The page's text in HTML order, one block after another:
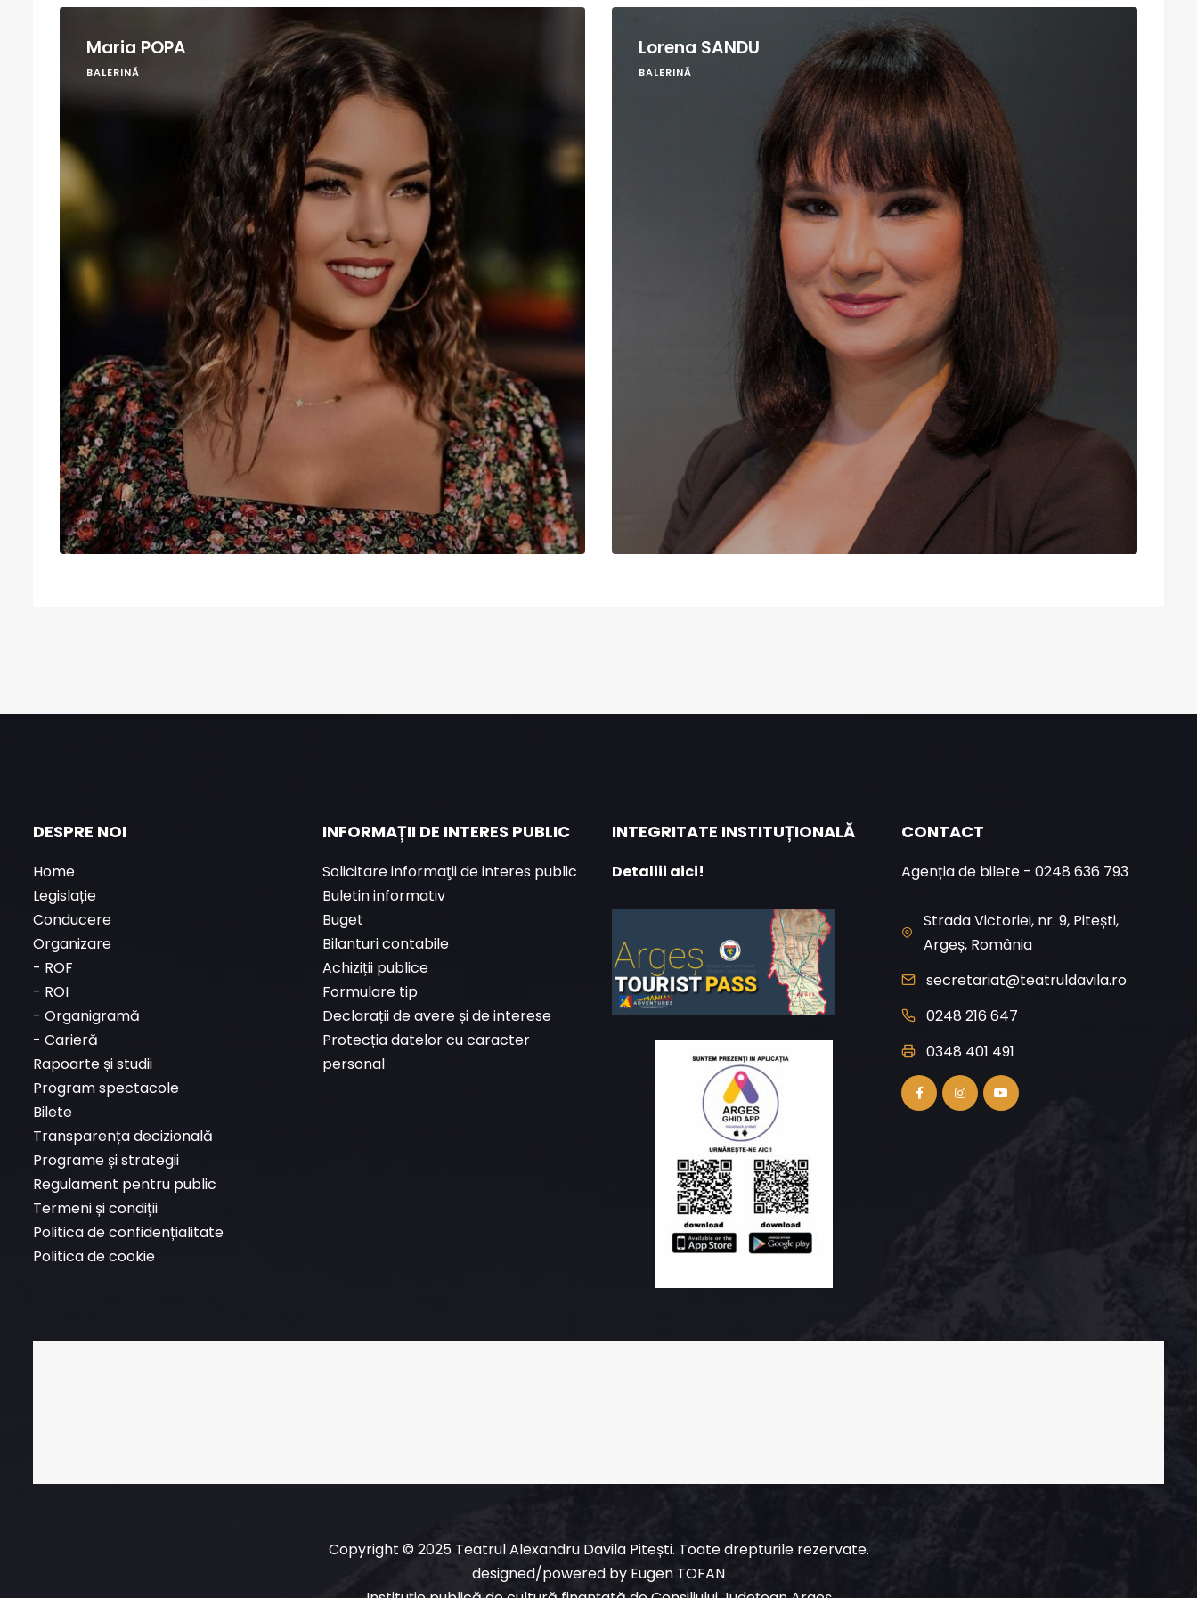
Maria POPA
BALERINĂ
Lorena SANDU
BALERINĂ
DESPRE NOI
Home
Legislație
Conducere
Organizare
- ROF
- ROI
- Organigramă
- Carieră
Rapoarte și studii
Program spectacole
Bilete
Transparența decizională
Programe și strategii
Regulament pentru public
Termeni și condiții
Politica de confidențialitate
Politica de cookie
INFORMAȚII DE INTERES PUBLIC
Solicitare informaţii de interes public
Buletin informativ
Buget
Bilanturi contabile
Achiziții publice
Formulare tip
Declarații de avere și de interese
Protecția datelor cu caracter
personal
INTEGRITATE INSTITUȚIONALĂ
Detaliii aici!
CONTACT
Agenția de bilete - 0248 636 793
Strada Victoriei, nr. 9, Pitești,
Argeș, România
secretariat@teatruldavila.ro
0248 216 647
0348 401 491
Copyright © 2025 Teatrul Alexandru Davila Pitești. Toate drepturile rezervate.
designed/powered by Eugen TOFAN